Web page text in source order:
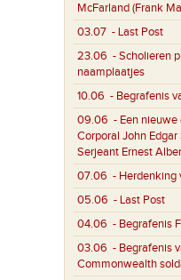
McFarland (Frank
03.07 - Last Post
23.06 - Scholieren
naamplaatjes
10.06 - Begrafenis
09.06 - Een nieuwe
Corporal John
Serjeant Ernest
07.06 - Herdenking
05.06 - Last Post
04.06 - Begrafenis
03.06 - Begrafenis
Commonwealth